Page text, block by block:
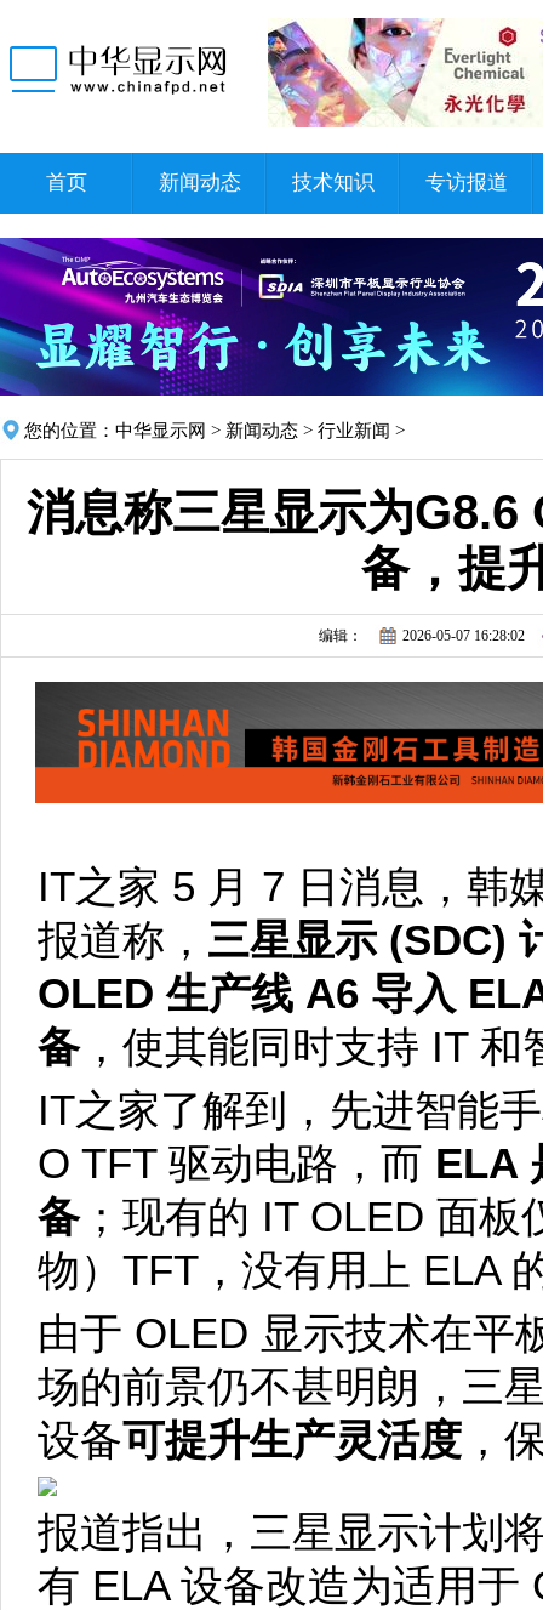
首页 新闻动态 技术知识 专访报道
您的位置： 中华显示网 > 新闻动态 > 行业新闻 >
消息称三星显示为G8.6
备，提
编辑： 2026-05-07 16:28:02
IT之家 5 月 7 日消息，韩
报道称， 三星显示 (SDC)
OLED 生产线 A6 导入
备，使其能同时支持 IT 和
IT之家了解到，先进智能
O TFT 驱动电路，而 ELA
备；现有的 IT OLED 面板
物）TFT，没有用上 ELA
由于 OLED 显示技术在平
场的前景仍不甚明朗，三
设备可提升生产灵活度 ，
报道指出，三星显示计划
有 ELA 设备改造为适用于